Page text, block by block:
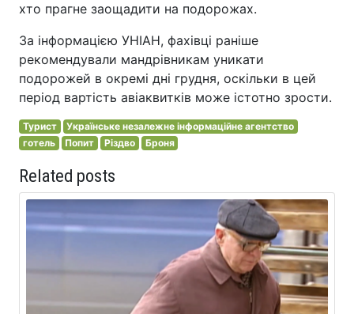
хто прагне заощадити на подорожах.
За інформацією УНІАН, фахівці раніше
рекомендували мандрівникам уникати
подорожей в окремі дні грудня, оскільки в цей
період вартість авіаквитків може істотно зрости.
Турист
Українське незалежне інформаційне агентство
готель
Попит Різдво Броня
Related posts